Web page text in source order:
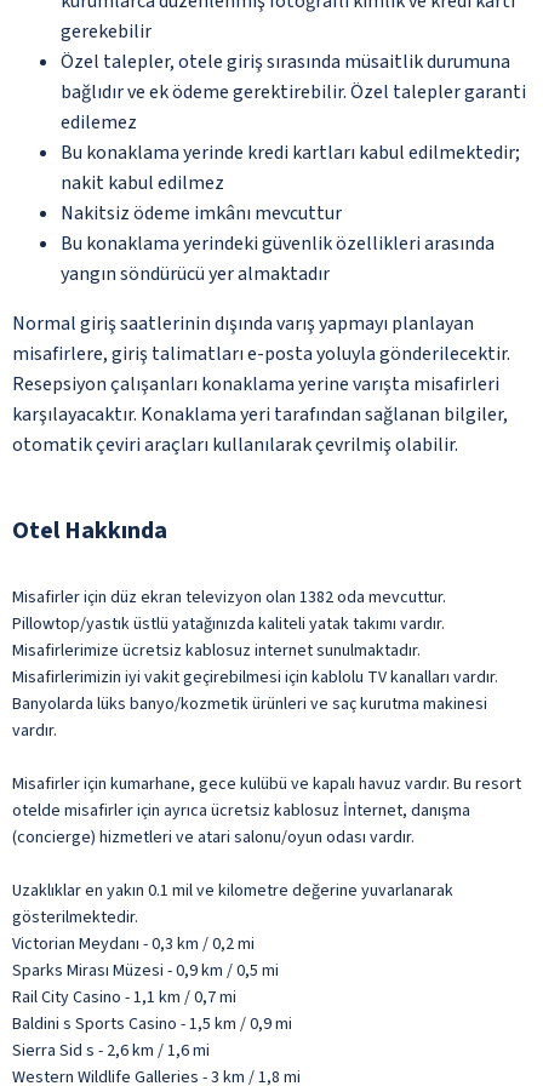
gerekebilir
Özel talepler, otele giriş sırasında müsaitlik durumuna
bağlıdır ve ek ödeme gerektirebilir. Özel talepler garanti
edilemez
Bu konaklama yerinde kredi kartları kabul edilmektedir;
nakit kabul edilmez
Nakitsiz ödeme imkânı mevcuttur
Bu konaklama yerindeki güvenlik özellikleri arasında
yangın söndürücü yer almaktadır
Normal giriş saatlerinin dışında varış yapmayı planlayan
misafirlere, giriş talimatları e-posta yoluyla gönderilecektir.
Resepsiyon çalışanları konaklama yerine varışta misafirleri
karşılayacaktır. Konaklama yeri tarafından sağlanan bilgiler,
otomatik çeviri araçları kullanılarak çevrilmiş olabilir.
Otel Hakkında
Misafirler için düz ekran televizyon olan 1382 oda mevcuttur.
Pillowtop/yastık üstlü yatağınızda kaliteli yatak takımı vardır.
Misafirlerimize ücretsiz kablosuz internet sunulmaktadır.
Misafirlerimizin iyi vakit geçirebilmesi için kablolu TV kanalları vardır.
Banyolarda lüks banyo/kozmetik ürünleri ve saç kurutma makinesi
vardır.
Misafirler için kumarhane, gece kulübü ve kapalı havuz vardır. Bu resort
otelde misafirler için ayrıca ücretsiz kablosuz İnternet, danışma
(concierge) hizmetleri ve atari salonu/oyun odası vardır.
Uzaklıklar en yakın 0.1 mil ve kilometre değerine yuvarlanarak
gösterilmektedir.
Victorian Meydanı - 0,3 km / 0,2 mi
Sparks Mirası Müzesi - 0,9 km / 0,5 mi
Rail City Casino - 1,1 km / 0,7 mi
Baldini s Sports Casino - 1,5 km / 0,9 mi
Sierra Sid s - 2,6 km / 1,6 mi
Western Wildlife Galleries - 3 km / 1,8 mi